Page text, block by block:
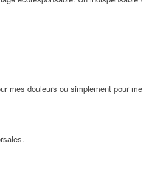
mes douleurs ou simplement pour me